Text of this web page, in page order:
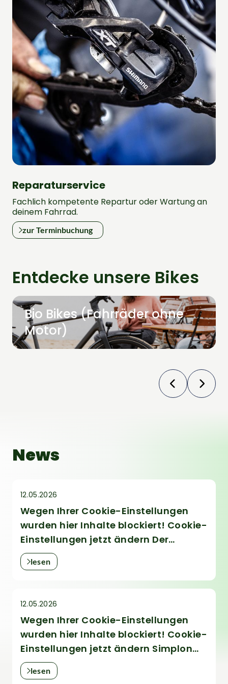
Reparaturservice
Fachlich kompetente Repartur oder Wartung an
deinem Fahrrad.
zur Terminbuchung
Entdecke unsere Bikes
Bio Bikes (Fahrräder ohne
Motor)
News
12.05.2026
Wegen Ihrer Cookie-Einstellungen
wurden hier Inhalte blockiert! Cookie-
Einstellungen jetzt ändern Der
richtige Sattel für Gravelbike und
Rennrad - Wora
lesen
12.05.2026
Wegen Ihrer Cookie-Einstellungen
wurden hier Inhalte blockiert! Cookie-
Einstellungen jetzt ändern Simplon
Array 365 - Gravel, Fitness oder
Alltags
lesen